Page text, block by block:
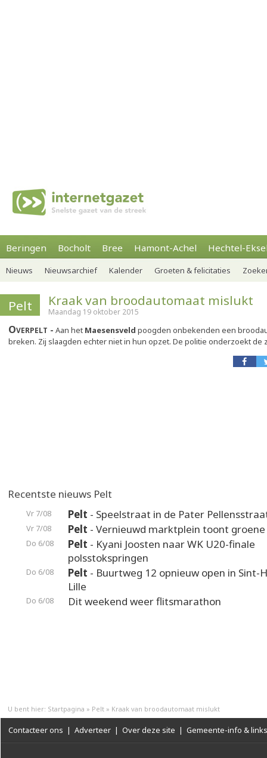
Beringen Bocholt Bree Hamont-Achel Hechtel-
Nieuws Nieuwsarchief Kalender Groeten & felicitaties
Pelt Kraak van broodautomaat mislukt
Maandag 19 oktober 2015
Overpelt Aan het Maesensveld poogden onbekenden een
breken. Zij slaagden echter niet in hun opzet. De politie onderzoekt de
Recentste nieuws Pelt
Vr 7/08 Pelt - Speelstraat in de Pater
Vr 7/08 Pelt - Vernieuwd marktplein toont
Do 6/08 Pelt - Kyani Joosten naar WK U20-finale
polsstokspringen
Do 6/08 Pelt - Buurtweg 12 opnieuw open in Sint-
Lille
Do 6/08 Dit weekend weer flitsmarathon
U bent hier: Startpagina » Pelt » Kraak van broodautomaat mislukt
Contacteer ons | Adverteer | Over deze site | Gemeente-info & links